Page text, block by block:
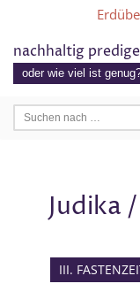
Zum
Inhalt
nachhaltig
oder wie viel ist
Judika
III.